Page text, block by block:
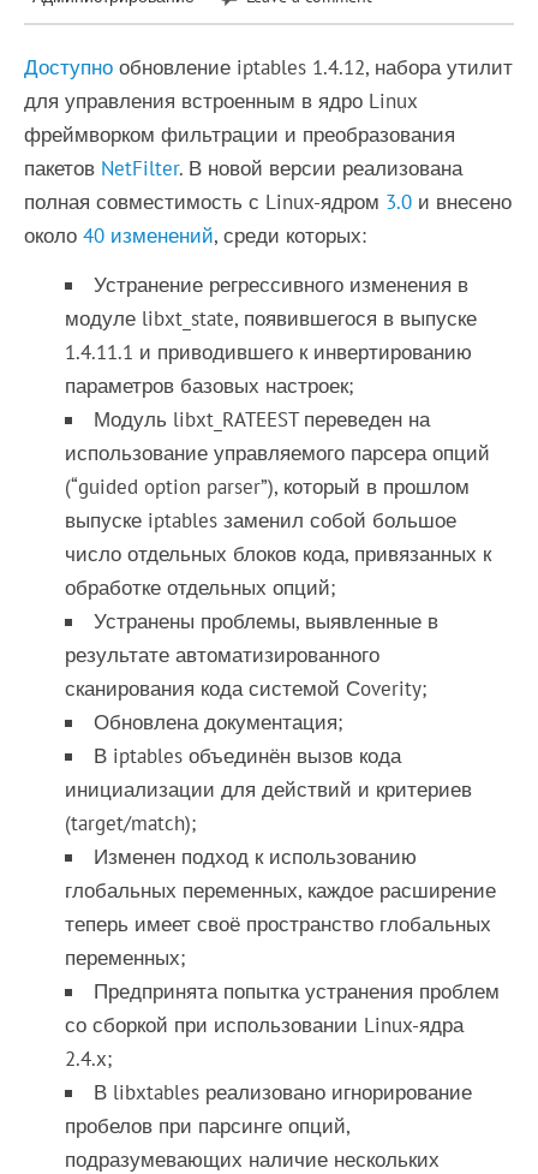
Доступно обновление iptables 1.4.12, набора утилит
для управления встроенным в ядро Linux
фреймворком фильтрации и преобразования
пакетов NetFilter. В новой версии реализована
полная совместимость с Linux-ядром 3.0 и внесено
около40 изменений, среди которых:
Устранение регрессивного изменения в
модуле libxt_state, появившегося в выпуске
1.4.11.1 и приводившего к инвертированию
параметров базовых настроек;
Модуль libxt_RATEEST переведен на
использование управляемого парсера опций
(“guided option parser”), который в прошлом
выпуске iptables заменил собой большое
число отдельных блоков кода, привязанных к
обработке отдельных опций;
Устранены проблемы, выявленные в
результате автоматизированного
сканирования кода системой Сoverity;
Обновлена документация;
В iptables объединён вызов кода
инициализации для действий и критериев
(target/match);
Изменен подход к использованию
глобальных переменных, каждое расширение
теперь имеет своё пространство глобальных
переменных;
Предпринята попытка устранения проблем
со сборкой при использовании Linux-ядра
2.4.x;
В libxtables реализовано игнорирование
пробелов при парсинге опций,
подразумевающих наличие нескольких